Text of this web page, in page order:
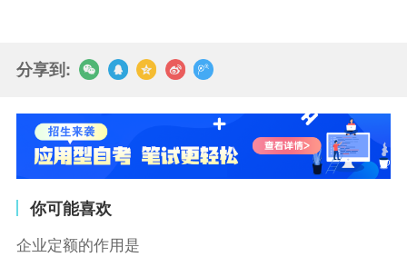
分享到:
你可能喜欢
企业定额的作用是